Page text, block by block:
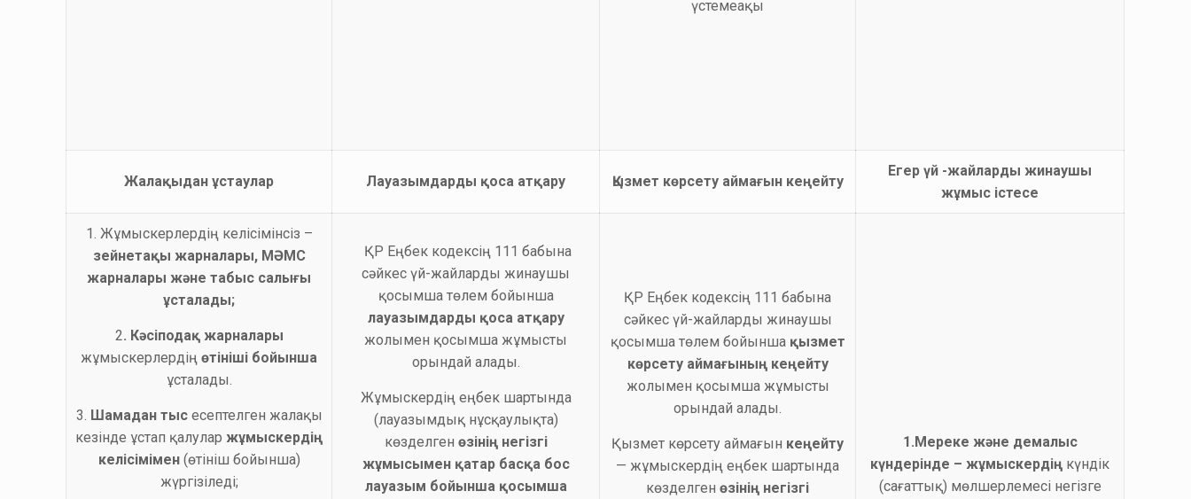
үстемеақы
Жалақыдан ұстаулар Лауазымдарды қоса атқару Қызмет көрсету аймағын кеңейту
Егер үй -жайларды жинаушы
жұмыс істесе
1. Жұмыскерлердің келісімінсіз –
зейнетақы жарналары, МӘМС
жарналары және табыс салығы
ұсталады;
2. Кәсіподақ жарналары
жұмыскерлердің өтініші бойынша
ұсталады.
3. Шамадан тысесептелген жалақы
кезінде ұстап қалулар жұмыскердің
келісімімен(өтініш бойынша)
жүргізіледі;
ҚР Еңбек кодексің 111 бабына
сәйкес үй-жайларды жинаушы
қосымша төлем бойынша
лауазымдарды қоса атқару
жолымен қосымша жұмысты
орындай алады.
Жұмыскердің еңбек шартында
(лауазымдық нұсқаулықта)
көзделген өзінің негізгі
жұмысымен қатар басқа бос
лауазым бойынша қосымша
ҚР Еңбек кодексің 111 бабына
сәйкес үй-жайларды жинаушы
қосымша төлем бойынша қызмет
көрсету аймағының кеңейту
жолымен қосымша жұмысты
орындай алады.
Қызмет көрсету аймағын кеңейту
— жұмыскердің еңбек шартында
көзделгенөзінің негізгі
1.Мереке және демалыс
күндерінде – жұмыскердің күндік
(сағаттық) мөлшерлемесі негізге